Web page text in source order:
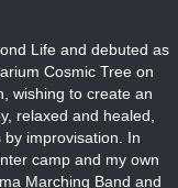
Life and debuted as
Cosmic Tree on
wishing to create an
relaxed and healed,
improvisation. In
camp and my own
Marching Band and